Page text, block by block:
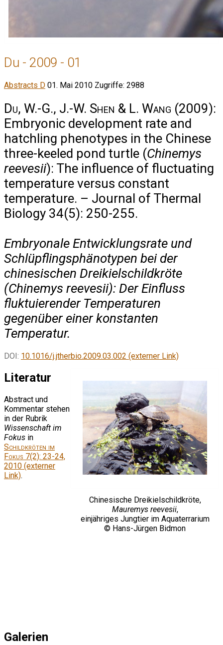
Du - 2009 - 01
Abstracts D 01. Mai 2010 Zugriffe: 2988
Du, W.-G., J.-W. Shen & L. Wang (2009):
Embryonic development rate and
hatchling phenotypes in the Chinese
three-keeled pond turtle (Chinemys
reevesii): The influence of fluctuating
temperature versus constant
temperature. – Journal of Thermal
Biology 34(5): 250-255.
Embryonale Entwicklungsrate und
Schlüpflingsphänotypen bei der
chinesischen Dreikielschildkröte
(Chinemys reevesii): Der Einfluss
fluktuierender Temperaturen
gegenüber einer konstanten
Temperatur.
DOI: 10.1016/j.jtherbio.2009.03.002 (externer Link)
Chinesische Dreikielschildkröte,
Mauremys reevesii,
einjähriges Jungtier im Aquaterrarium
© Hans-Jürgen Bidmon
Literatur
Abstract und
Kommentar stehen
in der Rubrik
Wissenschaft im
Fokus in
Schildkröten im
Fokus 7(2): 23-24,
2010 (externer
Link).
Galerien